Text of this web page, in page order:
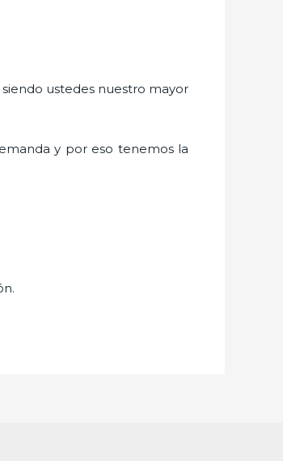
ustedes nuestro mayor
y por eso tenemos la